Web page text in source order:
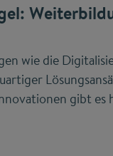
wie die
gibt es